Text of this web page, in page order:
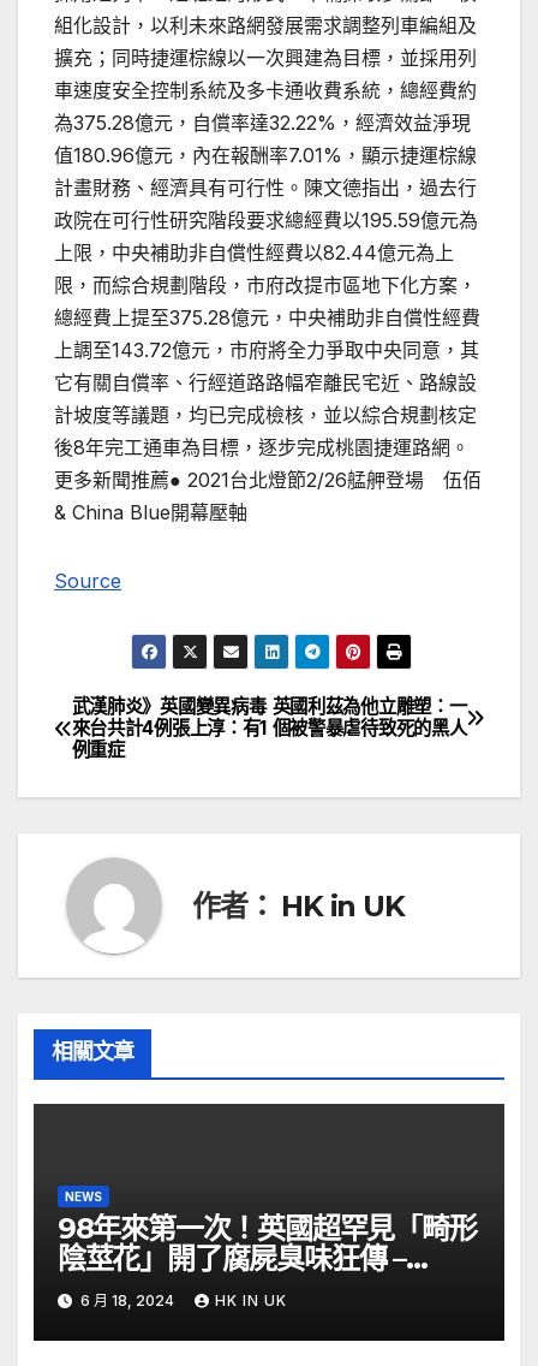
組化設計，以利未來路網發展需求調整列車編組及
擴充；同時捷運棕線以一次興建為目標，並採用列
車速度安全控制系統及多卡通收費系統，總經費約
為375.28億元，自償率達32.22%，經濟效益淨現
值180.96億元，內在報酬率7.01%，顯示捷運棕線
計畫財務、經濟具有可行性。陳文德指出，過去行
政院在可行性研究階段要求總經費以195.59億元為
上限，中央補助非自償性經費以82.44億元為上
限，而綜合規劃階段，市府改提市區地下化方案，
總經費上提至375.28億元，中央補助非自償性經費
上調至143.72億元，市府將全力爭取中央同意，其
它有關自償率、行經道路路幅窄離民宅近、路線設
計坡度等議題，均已完成檢核，並以綜合規劃核定
後8年完工通車為目標，逐步完成桃園捷運路網。
更多新聞推薦● 2021台北燈節2/26艋舺登場 伍佰
& China Blue開幕壓軸
Source
文
章
覽
英國利茲為他立雕塑：一
個被警暴虐待致死的黑人
武漢肺炎》英國變異病毒
來台共計4例張上淳：有1
例重症
作者： HK in UK
相關文章
NEWS
98年來第一次！英國超罕見「畸形
陰莖花」開了腐屍臭味狂傳 –
ETtoday
6 月 18, 2024 HK IN UK